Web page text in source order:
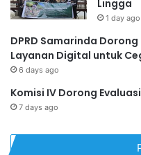
Lingga
1 day ago
DPRD Samarinda
Layanan Digital untuk
6 days ago
Komisi IV Dorong
7 days ago